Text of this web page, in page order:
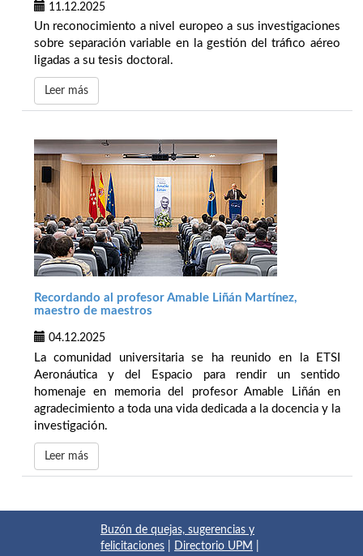
11.12.2025
Un reconocimiento a nivel europeo a sus investigaciones
sobre separación variable en la gestión del tráfico aéreo
ligadas a su tesis doctoral.
Leer más
Recordando al profesor Amable Liñán Martínez,
maestro de maestros
04.12.2025
La comunidad universitaria se ha reunido en la ETSI
Aeronáutica y del Espacio para rendir un sentido
homenaje en memoria del profesor Amable Liñán en
agradecimiento a toda una vida dedicada a la docencia y la
investigación.
Leer más
Buzón de quejas, sugerencias y
felicitaciones
Directorio UPM